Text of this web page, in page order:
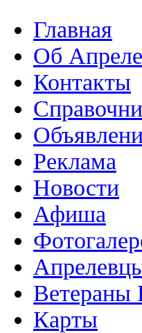
Главная
Об
Контакты
Реклама
Новости
Афиша
Карты